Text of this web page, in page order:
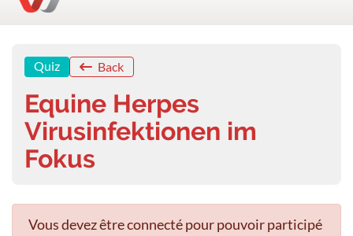
Quiz Back
Equine Herpes
Virusinfektionen im
Fokus
Vous devez être connecté pour pouvoir participé